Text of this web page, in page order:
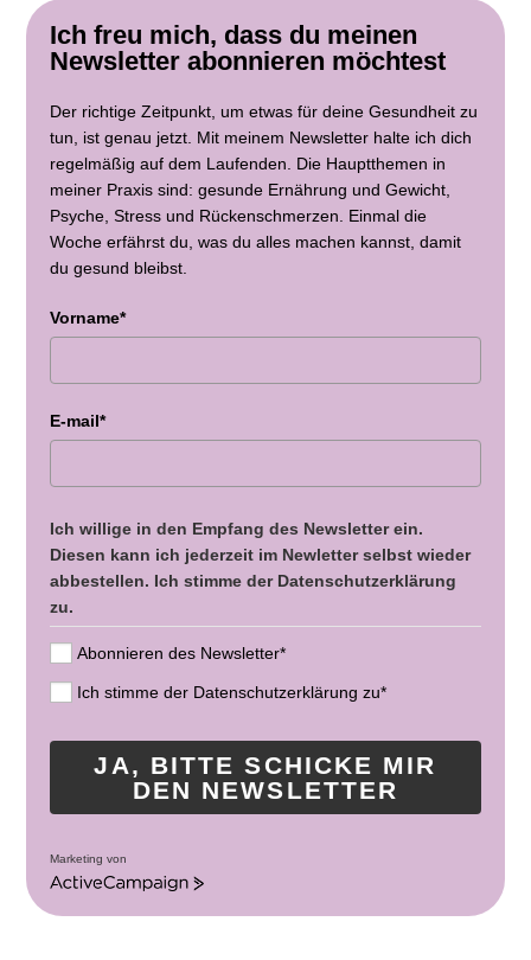
Ich freu mich, dass du meinen
Newsletter abonnieren möchtest
Der richtige Zeitpunkt, um etwas für deine Gesundheit zu
tun, ist genau jetzt. Mit meinem Newsletter halte ich dich
regelmäßig auf dem Laufenden. Die Hauptthemen in
meiner Praxis sind: gesunde Ernährung und Gewicht,
Psyche, Stress und Rückenschmerzen. Einmal die
Woche erfährst du, was du alles machen kannst, damit
du gesund bleibst.
Vorname*
E-mail*
Ich willige in den Empfang des Newsletter ein.
Diesen kann ich jederzeit im Newletter selbst wieder
abbestellen. Ich stimme der Datenschutzerklärung
zu.
Abonnieren des Newsletter*
Ich stimme der Datenschutzerklärung zu*
JA, BITTE SCHICKE MIR
DEN NEWSLETTER
Marketing von
A